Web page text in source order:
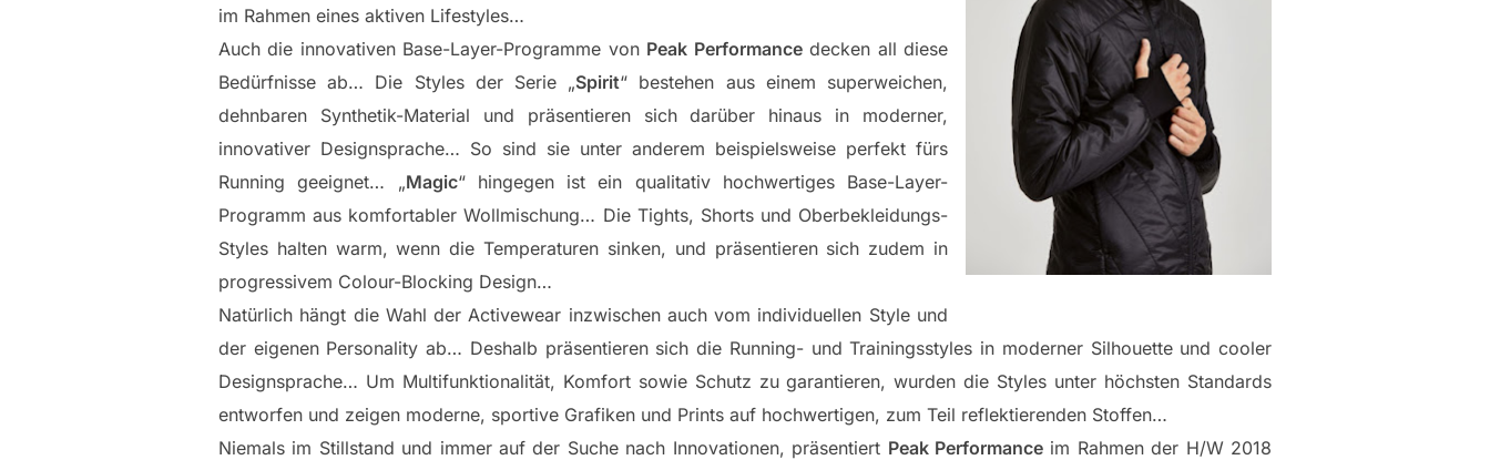
im Rahmen eines aktiven Lifestyles…
Auch die innovativen Base-Layer-Programme von Peak Performancedecken all diese
Bedürfnisse ab… Die Styles der Serie „Spirit“ bestehen aus einem superweichen,
dehnbaren Synthetik-Material und präsentieren sich darüber hinaus in moderner,
innovativer Designsprache… So sind sie unter anderem beispielsweise perfekt fürs
Running geeignet… „Magic“ hingegen ist ein qualitativ hochwertiges Base-Layer-
Programm aus komfortabler Wollmischung… Die Tights, Shorts und Oberbekleidungs-
Styles halten warm, wenn die Temperaturen sinken, und präsentieren sich zudem in
progressivem Colour-Blocking Design…
Natürlich hängt die Wahl der Activewear inzwischen auch vom individuellen Style und
der eigenen Personality ab… Deshalb präsentieren sich die Running- und Trainingsstyles in moderner Silhouette und cooler
Designsprache… Um Multifunktionalität, Komfort sowie Schutz zu garantieren, wurden die Styles unter höchsten Standards
entworfen und zeigen moderne, sportive Grafiken und Prints auf hochwertigen, zum Teil reflektierenden Stoffen…
Niemals im Stillstand und immer auf der Suche nach Innovationen, präsentiert Peak Performanceim Rahmen der H/W 2018